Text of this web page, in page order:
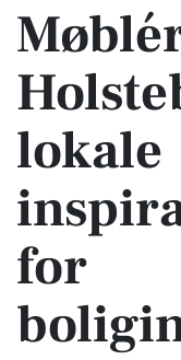
lokale
for